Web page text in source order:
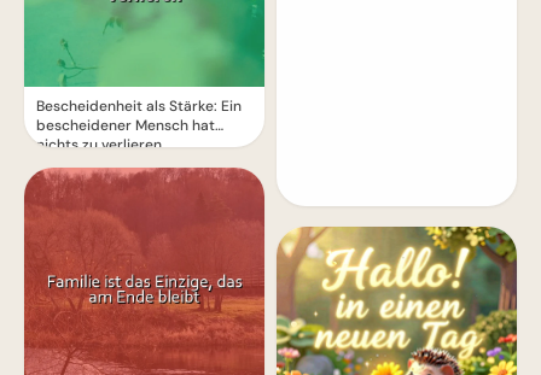
Bescheidenheit als Stärke: Ein
bescheidener Mensch hat
nichts zu verlieren